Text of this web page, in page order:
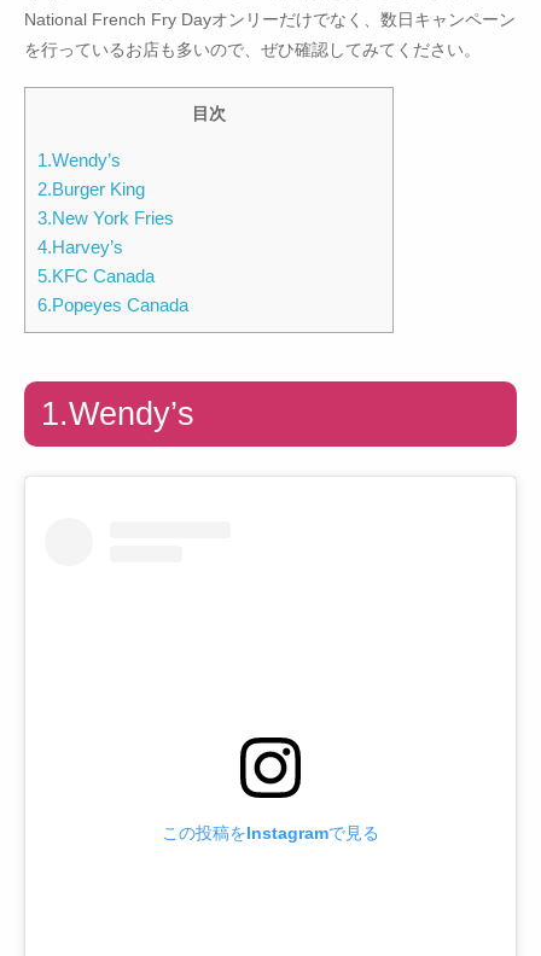
National French Fry Dayオンリーだけでなく、数日キャンペーン
を行っているお店も多いので、ぜひ確認してみてください。
目次
1.Wendy’s
2.Burger King
3.New York Fries
4.Harvey’s
5.KFC Canada
6.Popeyes Canada
1.Wendy’s
この投稿をInstagramで見る